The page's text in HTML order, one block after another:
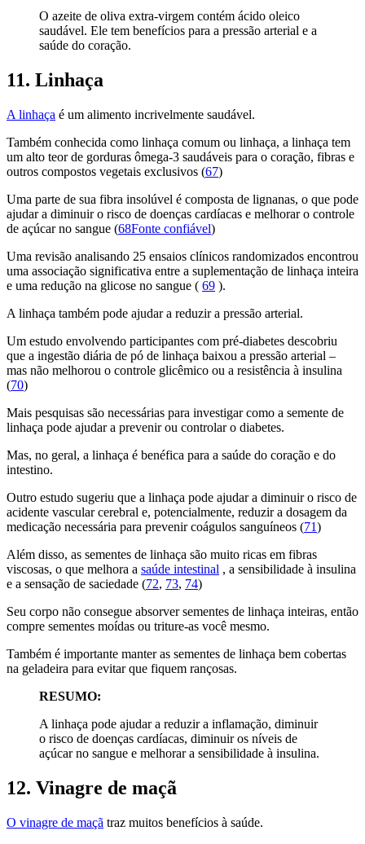
O azeite de oliva extra-virgem contém ácido oleico
saudável. Ele tem benefícios para a pressão arterial e a
saúde do coração.
11. Linhaça
A linhaça é um alimento incrivelmente saudável.
Também conhecida como linhaça comum ou linhaça, a linhaça tem
um alto teor de gorduras ômega-3 saudáveis ​​para o coração, fibras e
outros compostos vegetais exclusivos (67)
Uma parte de sua fibra insolúvel é composta de lignanas, o que pode
ajudar a diminuir o risco de doenças cardíacas e melhorar o controle
de açúcar no sangue (68Fonte confiável)
Uma revisão analisando 25 ensaios clínicos randomizados encontrou
uma associação significativa entre a suplementação de linhaça inteira
e uma redução na glicose no sangue ( 69 ).
A linhaça também pode ajudar a reduzir a pressão arterial.
Um estudo envolvendo participantes com pré-diabetes descobriu
que a ingestão diária de pó de linhaça baixou a pressão arterial –
mas não melhorou o controle glicêmico ou a resistência à insulina
(70)
Mais pesquisas são necessárias para investigar como a semente de
linhaça pode ajudar a prevenir ou controlar o diabetes.
Mas, no geral, a linhaça é benéfica para a saúde do coração e do
intestino.
Outro estudo sugeriu que a linhaça pode ajudar a diminuir o risco de
acidente vascular cerebral e, potencialmente, reduzir a dosagem da
medicação necessária para prevenir coágulos sanguíneos (71)
Além disso, as sementes de linhaça são muito ricas em fibras
viscosas, o que melhora a saúde intestinal , a sensibilidade à insulina
e a sensação de saciedade (72, 73, 74)
Seu corpo não consegue absorver sementes de linhaça inteiras, então
compre sementes moídas ou triture-as você mesmo.
Também é importante manter as sementes de linhaça bem cobertas
na geladeira para evitar que fiquem rançosas.
RESUMO:
A linhaça pode ajudar a reduzir a inflamação, diminuir
o risco de doenças cardíacas, diminuir os níveis de
açúcar no sangue e melhorar a sensibilidade à insulina.
12. Vinagre de maçã
O vinagre de maçã traz muitos benefícios à saúde.